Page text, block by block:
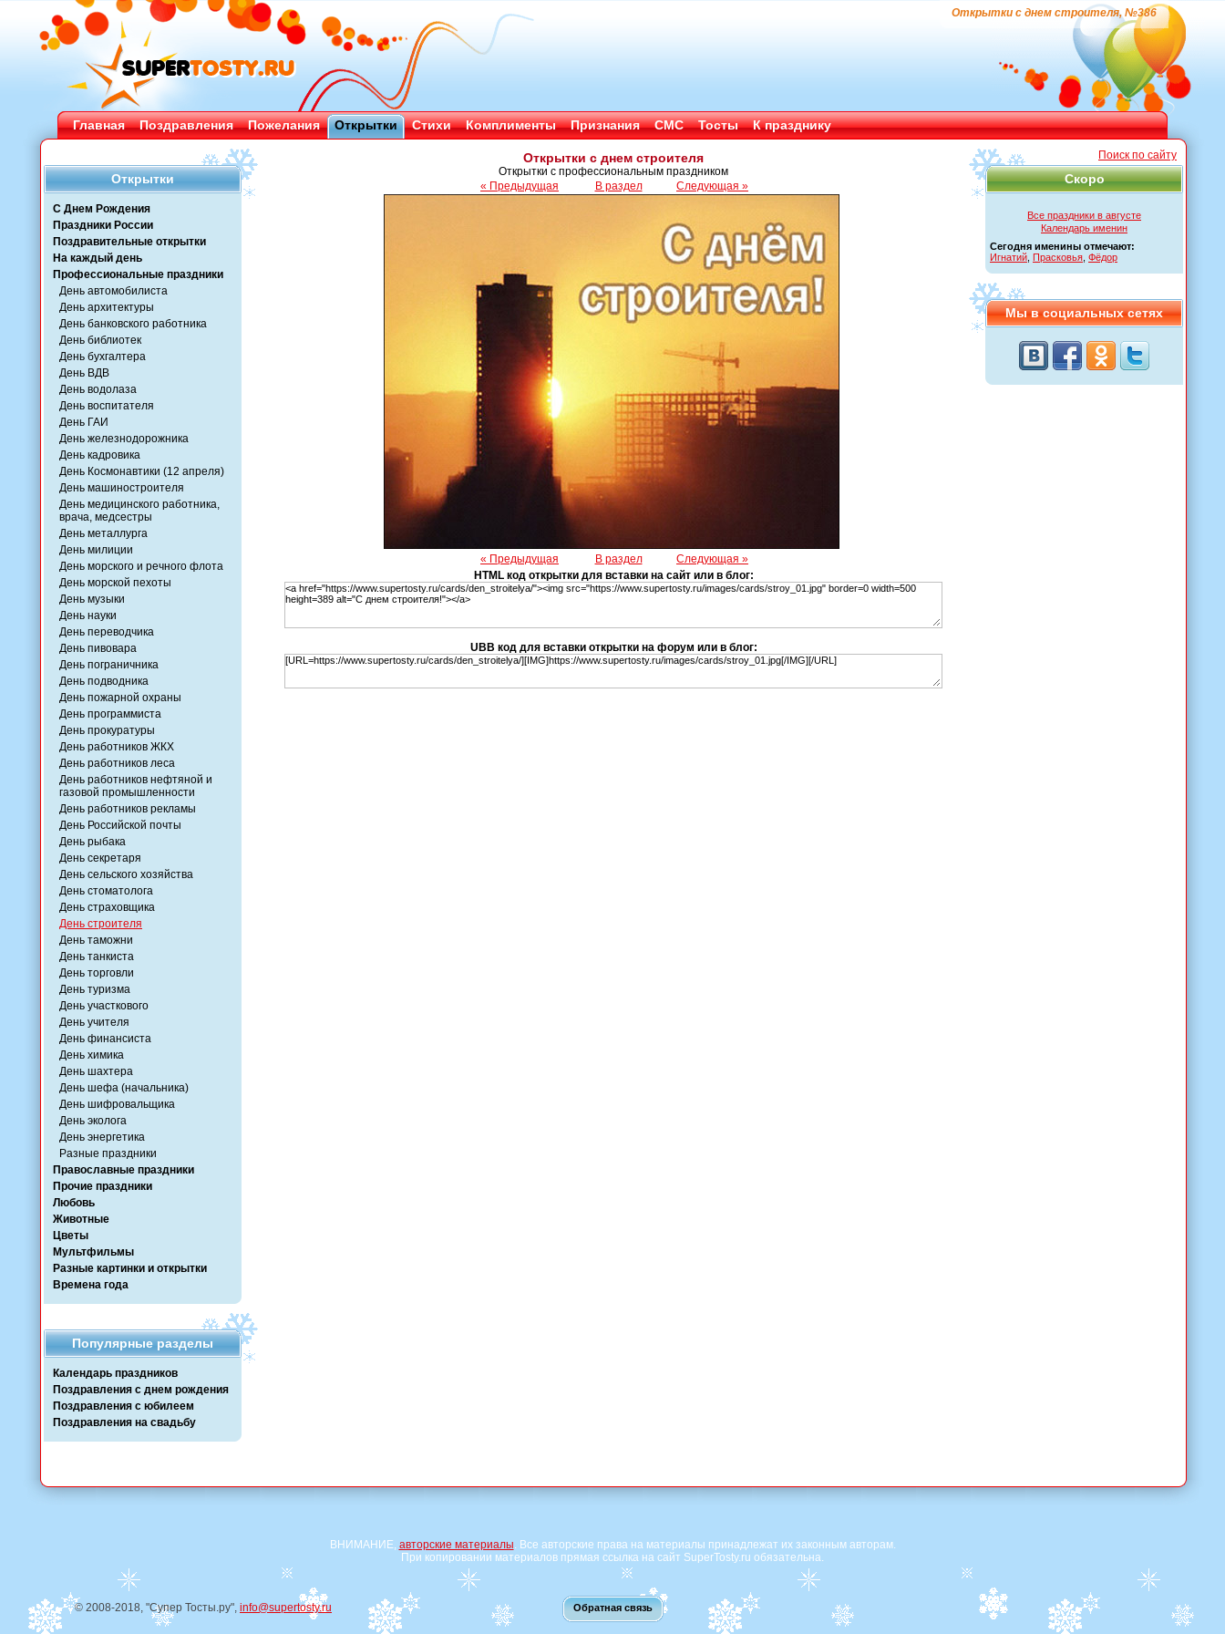
Открытки с днем строителя, №386
Главная Поздравления Пожелания Открытки Стихи Комплименты Признания СМС Тосты К празднику
Открытки
С Днем Рождения
Праздники России
Поздравительные открытки
На каждый день
Профессиональные праздники
День автомобилиста
День архитектуры
День банковского работника
День библиотек
День бухгалтера
День ВДВ
День водолаза
День воспитателя
День ГАИ
День железнодорожника
День кадровика
День Космонавтики (12 апреля)
День машиностроителя
День медицинского работника,
врача, медсестры
День металлурга
День милиции
День морского и речного флота
День морской пехоты
День музыки
День науки
День переводчика
День пивовара
День пограничника
День подводника
День пожарной охраны
День программиста
День прокуратуры
День работников ЖКХ
День работников леса
День работников нефтяной и
газовой промышленности
День работников рекламы
День Российской почты
День рыбака
День секретаря
День сельского хозяйства
День стоматолога
День страховщика
День строителя
День таможни
День танкиста
День торговли
День туризма
День участкового
День учителя
День финансиста
День химика
День шахтера
День шефа (начальника)
День шифровальщика
День эколога
День энергетика
Разные праздники
Православные праздники
Прочие праздники
Любовь
Животные
Цветы
Мультфильмы
Разные картинки и открытки
Времена года
Популярные разделы
Календарь праздников
Поздравления с днем рождения
Поздравления с юбилеем
Поздравления на свадьбу
Поиск по сайту
Скоро
Все праздники в августе
Календарь именин
Сегодня именины отмечают:
Игнатий Прасковья Фёдор
Мы в социальных сетях
Открытки с днем строителя
Открытки с профессиональным праздником
« Предыдущая
В раздел Следующая »
« Предыдущая В раздел
Следующая »
HTML код открытки для вставки на сайт или в блог:
UBB код для вставки открытки на форум или в блог:
ВНИМАНИЕ, авторские материалы. Все авторские права на материалы принадлежат их законным авторам.
При копировании материалов прямая ссылка на сайт SuperTosty.ru обязательна.
© 2008-2018, "Супер Тосты.ру", info@supertosty.ru Обратная связь